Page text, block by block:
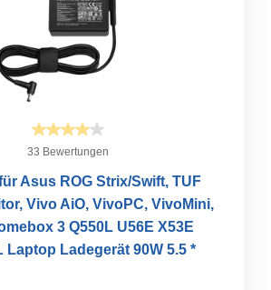
33 Bewertungen
Asus ROG Strix/Swift, TUF
Vivo AiO, VivoPC, VivoMini,
3 Q550L U56E X53E
Laptop Ladegerät 90W 5.5 *